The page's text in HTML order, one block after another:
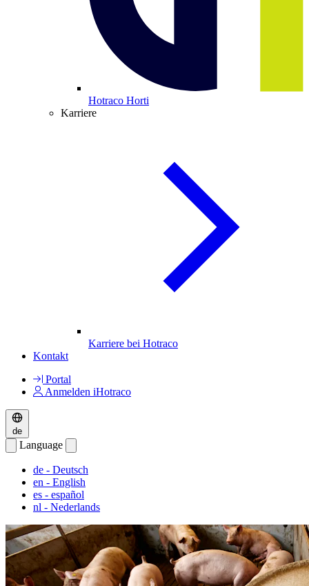
Hotraco Horti
Karriere
Karriere bei Hotraco
Kontakt
Portal
Anmelden iHotraco
de
Language
de - Deutsch
en - English
es - español
nl - Nederlands